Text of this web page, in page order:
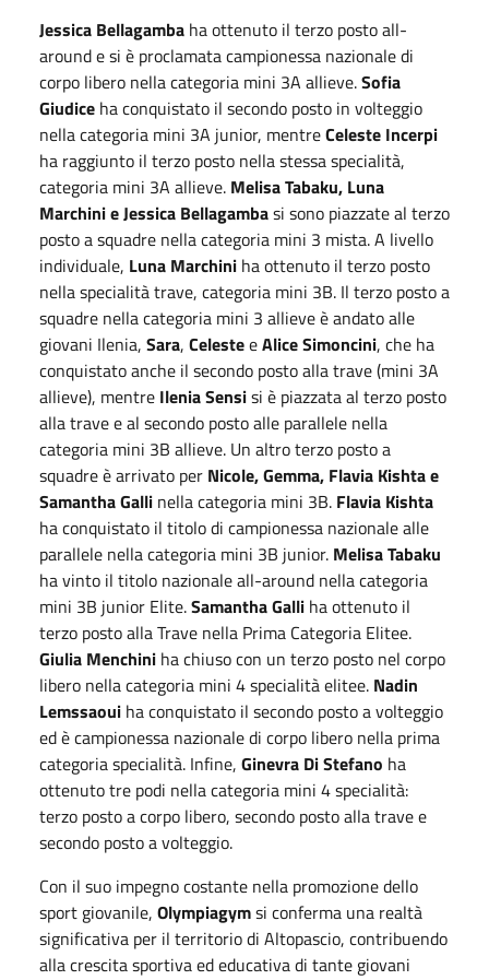
Jessica Bellagamba ha ottenuto il terzo posto all-
around e si è proclamata campionessa nazionale di
corpo libero nella categoria mini 3A allieve.Sofia
Giudice ha conquistato il secondo posto in volteggio
nella categoria mini 3A junior, mentreCeleste Incerpi
ha raggiunto il terzo posto nella stessa specialità,
categoria mini 3A allieve. Melisa Tabaku, Luna
Marchini e Jessica Bellagambasi sono piazzate al terzo
posto a squadre nella categoria mini 3 mista. A livello
individuale, Luna Marchini ha ottenuto il terzo posto
nella specialità trave, categoria mini 3B. Il terzo posto a
squadre nella categoria mini 3 allieve è andato alle
giovani Ilenia, Sara, CelesteeAliceSimoncini, che ha
conquistato anche il secondo posto alla trave (mini 3A
allieve), mentre IleniaSensisi è piazzata al terzo posto
alla trave e al secondo posto alle parallele nella
categoria mini 3B allieve. Un altro terzo posto a
squadre è arrivato per Nicole, Gemma, Flavia Kishta e
Samantha Galli nella categoria mini 3B. Flavia Kishta
ha conquistato il titolo di campionessa nazionale alle
parallele nella categoria mini 3B junior. Melisa Tabaku
ha vinto il titolo nazionale all-around nella categoria
mini 3B junior Elite.Samantha Galli ha ottenuto il
terzo posto alla Trave nella Prima Categoria Elitee.
Giulia Menchini ha chiuso con un terzo posto nel corpo
libero nella categoria mini 4 specialità elitee. Nadin
Lemssaoui ha conquistato il secondo posto a volteggio
ed è campionessa nazionale di corpo libero nella prima
categoria specialità. Infine, Ginevra Di Stefano ha
ottenuto tre podi nella categoria mini 4 specialità:
terzo posto a corpo libero, secondo posto alla trave e
secondo posto a volteggio.
Con il suo impegno costante nella promozione dello
sport giovanile, Olympiagymsi conferma una realtà
significativa per il territorio di Altopascio, contribuendo
alla crescita sportiva ed educativa di tante giovani